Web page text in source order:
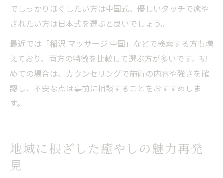
でしっかりほぐしたい方は中国式、優しいタッチで癒や
されたい方は日本式を選ぶと良いでしょう。
最近では「稲沢 マッサージ 中国」などで検索する方も増
えており、両方の特徴を比較して選ぶ方が多いです。初
めての場合は、カウンセリングで施術の内容や強さを確
認し、不安な点は事前に相談することをおすすめしま
す。
地域に根ざした癒やしの魅力再発
見